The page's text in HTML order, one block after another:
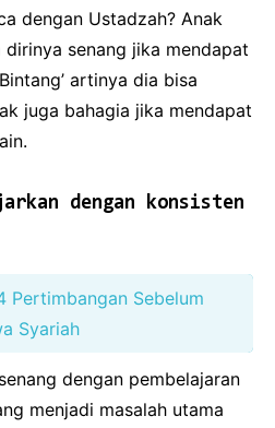
dengan Ustadzah? Anak
dirinya senang jika mendapat
artinya dia bisa
juga bahagia jika mendapat
dengan konsisten
Pertimbangan Sebelum
Syariah
dengan pembelajaran
menjadi masalah utama